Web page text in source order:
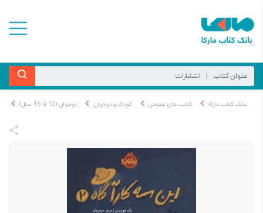
بانک کتاب مارکا کتاب های عمومی کودک و نوجوان نوجوان (12 تا 16 سال)